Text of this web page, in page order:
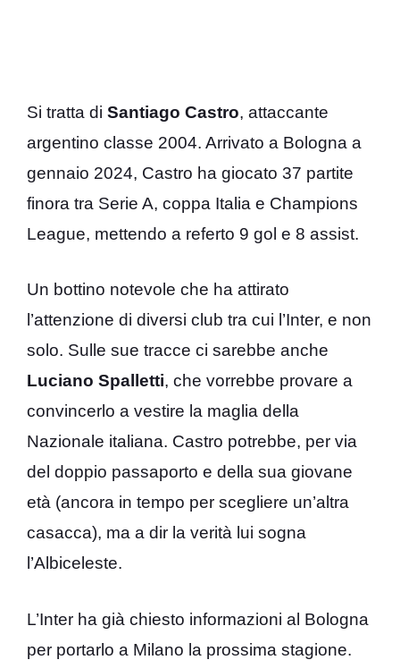
Si tratta di Santiago Castro, attaccante
argentino classe 2004. Arrivato a Bologna a
gennaio 2024, Castro ha giocato 37 partite
finora tra Serie A, coppa Italia e Champions
League, mettendo a referto 9 gol e 8 assist.
Un bottino notevole che ha attirato
l’attenzione di diversi club tra cui l’Inter, e non
solo. Sulle sue tracce ci sarebbe anche
Luciano Spalletti, che vorrebbe provare a
convincerlo a vestire la maglia della
Nazionale italiana. Castro potrebbe, per via
del doppio passaporto e della sua giovane
età (ancora in tempo per scegliere un’altra
casacca), ma a dir la verità lui sogna
l’Albiceleste.
L’Inter ha già chiesto informazioni al Bologna
per portarlo a Milano la prossima stagione.